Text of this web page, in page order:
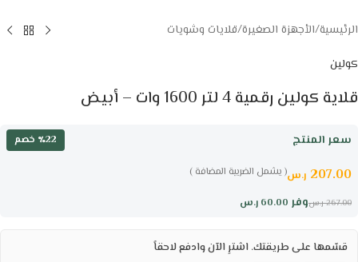
الرئيسية/الأجهزة الصغيرة/قلايات وشويات
كولين
قلاية كولين رقمية 4 لتر 1600 وات – أبيض
سعر المنتج ٪22 خصم
( يشمل الضريبة المضافة ) 207.00 ر.س
وفر 60.00 ر.س 267.00 ر.س
قسّمها على طريقتك. اشترِ الآن وادفع لاحقاً